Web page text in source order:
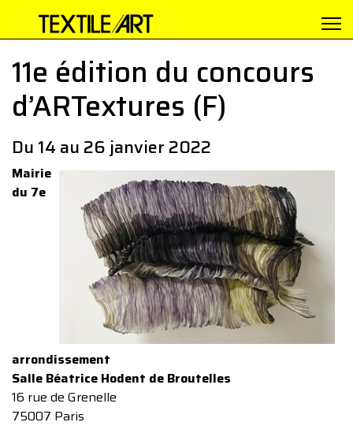
11e édition du concours
d’ARTextures (F)
Du 14 au 26 janvier 2022
Mairie
du 7e
arrondissement
Salle Béatrice Hodent de Broutelles
16 rue de Grenelle
75007 Paris